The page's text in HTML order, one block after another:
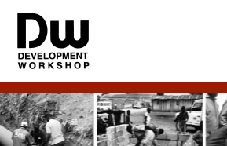
Skip
main
content
Skip
primary
sidebar
DW
Angola
Development
Workshop
Angola